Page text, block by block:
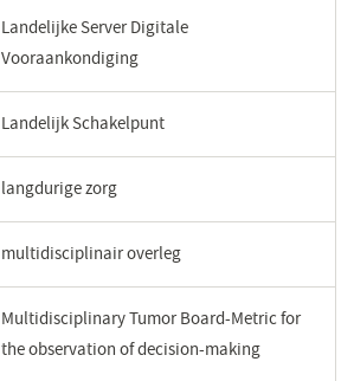
Landelijke Server Digitale
Vooraankondiging
Landelijk Schakelpunt
langdurige zorg
multidisciplinair overleg
Multidisciplinary Tumor Board-Metric for
the observation of decision-making